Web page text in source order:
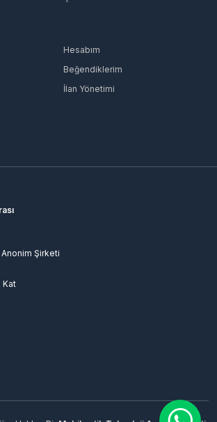
Hesabım
Beğendiklerim
İlan Yönetimi
Şirketi
Kat